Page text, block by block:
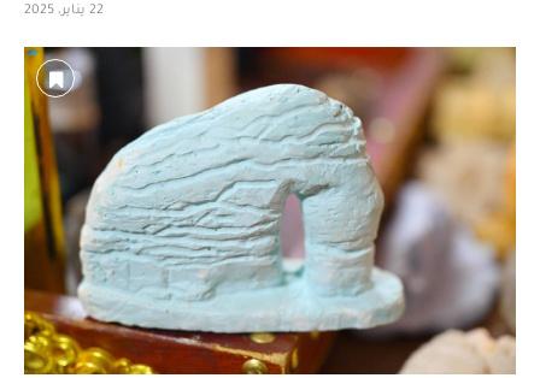
22 يناير، 2025